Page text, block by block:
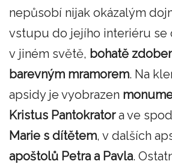
nepůsobí nijak okázalým
vstupu do jejího interiéru se
v jiném světě, bohatě
barevným mramorem. Na
apsidy je vyobrazen
Kristus Pantokratora ve
Marie s dítětem, v dalších
apoštolů Petra a Pavla.